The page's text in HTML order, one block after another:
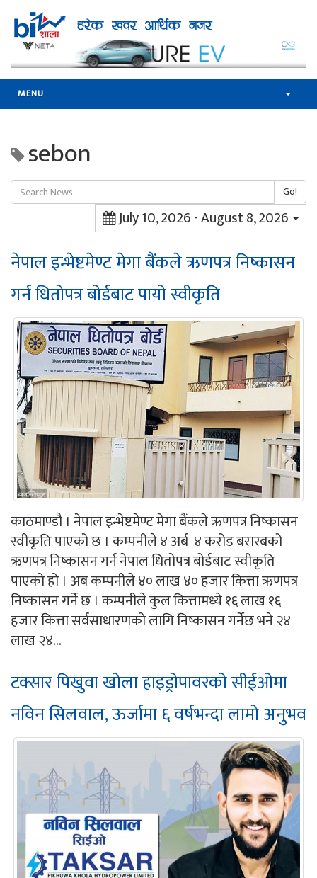
MENU
sebon
Go!
July 10, 2026 - August 8, 2026
नेपाल इन्भेष्टमेण्ट मेगा बैंकले ऋणपत्र निष्कासन
गर्न धितोपत्र बोर्डबाट पायो स्वीकृति
काठमाण्डौ । नेपाल इन्भेष्टमेण्ट मेगा बैंकले ऋणपत्र निष्कासन
स्वीकृति पाएको छ । कम्पनीले ४ अर्ब ४ करोड बरारबको
ऋणपत्र निष्कासन गर्न नेपाल धितोपत्र बोर्डबाट स्वीकृति
पाएको हो । अब कम्पनीले ४० लाख ४० हजार कित्ता ऋणपत्र
निष्कासन गर्ने छ । कम्पनीले कुल कित्तामध्ये १६ लाख १६
हजार कित्ता सर्वसाधारणको लागि निष्कासन गर्नेछ भने २४
लाख २४...
टक्सार पिखुवा खोला हाइड्रोपावरको सीईओमा
नविन सिलवाल, ऊर्जामा ६ वर्षभन्दा लामो अनुभव